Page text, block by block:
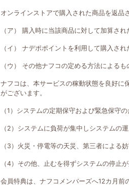
オンラインストアで購入された商品を返品
（ア） 購入時に当該商品に対して加算さ
（イ） ナデポポイントを利用して購入さ
（ウ） その他ナフコの定める方法によるも
ナフコは、本サービスの稼動状態を良好に
がございます。
（1）システムの定期保守および緊急保守
（2）システムに負荷が集中しシステムの
（3）火災・停電等の天災、第三者による
（4）その他、止むを得ずシステムの停止
会員特典は、ナフコメンバーズへ12カ月前